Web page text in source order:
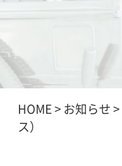
HOME > お知らせ >
ス）